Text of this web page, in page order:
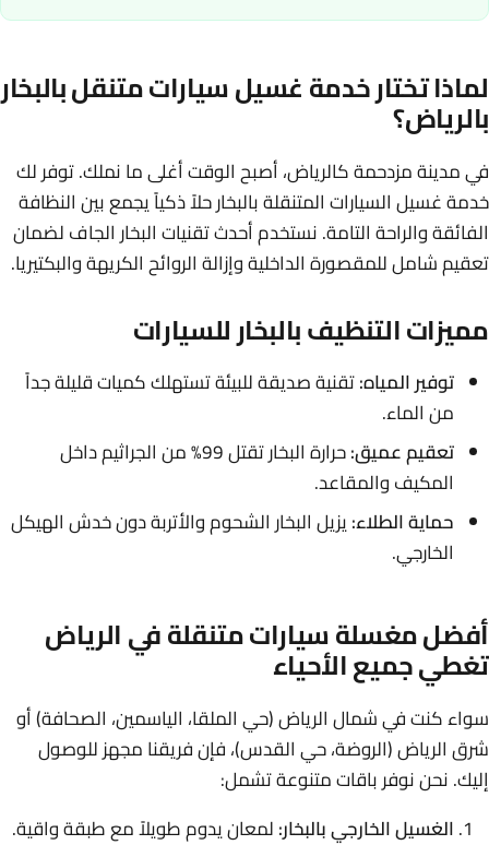
لماذا تختار خدمة غسيل سيارات متنقل بالبخار
بالرياض؟
في مدينة مزدحمة كالرياض، أصبح الوقت أغلى ما نملك. توفر لك
خدمة غسيل السيارات المتنقلة بالبخار حلاً ذكياً يجمع بين النظافة
الفائقة والراحة التامة. نستخدم أحدث تقنيات البخار الجاف لضمان
تعقيم شامل للمقصورة الداخلية وإزالة الروائح الكريهة والبكتيريا.
مميزات التنظيف بالبخار للسيارات
توفير المياه:تقنية صديقة للبيئة تستهلك كميات قليلة جداً
من الماء.
تعقيم عميق:
حرارة البخار تقتل 99% من الجراثيم داخل
المكيف والمقاعد.
حماية الطلاء:يزيل البخار الشحوم والأتربة دون خدش الهيكل
الخارجي.
أفضل مغسلة سيارات متنقلة في الرياض
تغطي جميع الأحياء
سواء كنت في شمال الرياض (حي الملقا، الياسمين، الصحافة) أو
شرق الرياض (الروضة، حي القدس)، فإن فريقنا مجهز للوصول
إليك. نحن نوفر باقات متنوعة تشمل:
الغسيل الخارجي بالبخار:لمعان يدوم طويلاً مع طبقة واقية.